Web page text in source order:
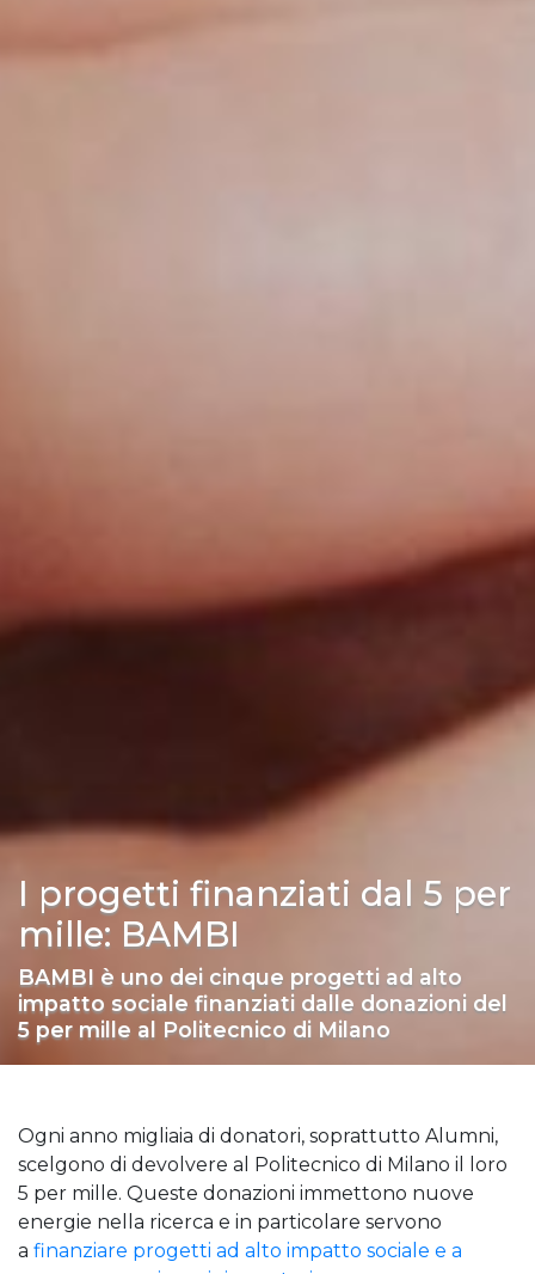
I progetti finanziati dal 5 per
mille: BAMBI
BAMBI è uno dei cinque progetti ad alto
impatto sociale finanziati dalle donazioni del
5 per mille al Politecnico di Milano
Ogni anno migliaia di donatori, soprattutto Alumni,
scelgono di devolvere al Politecnico di Milano il loro
5 per mille. Queste donazioni immettono nuove
energie nella ricerca e in particolare servono
a finanziare progetti ad alto impatto sociale e a